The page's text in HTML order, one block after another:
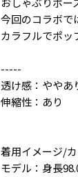
今回のコラボで
カラフルでポッ
-----
透け感：ややあ
伸縮性：あり
着用イメージ/
モデル：身長